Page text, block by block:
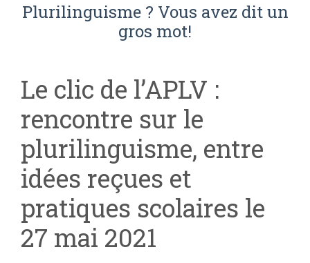
Plurilinguisme ? Vous avez dit un
gros mot!
Le clic de l’APLV :
rencontre sur le
plurilinguisme, entre
idées reçues et
pratiques scolaires le
27 mai 2021